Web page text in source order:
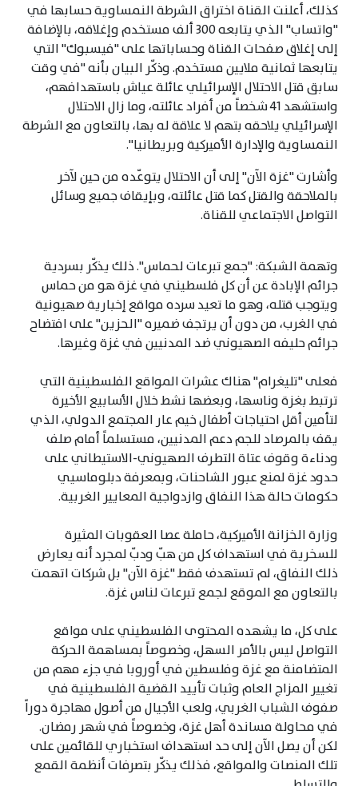
كذلك، أعلنت القناة اختراق الشرطة النمساوية حسابها في
"واتساب" الذي يتابعه 300 ألف مستخدم وإغلاقه، بالإضافة
إلى إغلاق صفحات القناة وحساباتها على "فيسبوك" التي
يتابعها ثمانية ملايين مستخدم. وذكّر البيان بأنه "في وقت
سابق قتل الاحتلال الإسرائيلي عائلة عياش باستهدافهم،
واستشهد 41 شخصاً من أفراد عائلته، وما زال الاحتلال
الإسرائيلي يلاحقه بتهم لا علاقة له بها، بالتعاون مع الشرطة
النمساوية والإدارة الأميركية وبريطانيا".
وأشارت "غزة الآن" إلى أن الاحتلال يتوعّده من حين لآخر
بالملاحقة والقتل كما قتل عائلته، وبإيقاف جميع وسائل
التواصل الاجتماعي للقناة.
وتهمة الشبكة: "جمع تبرعات لحماس". ذلك يذكّر بسردية
جرائم الإبادة عن أن كل فلسطيني في غزة هو من حماس
ويتوجب قتله، وهو ما تعيد سرده مواقع إخبارية صهيونية
في الغرب، من دون أن يرتجف ضميره "الحزين" على افتضاح
جرائم حليفه الصهيوني ضد المدنيين في غزة وغيرها.
فعلى "تليغرام" هناك عشرات المواقع الفلسطينية التي
ترتبط بغزة وناسها، وبعضها نشط خلال الأسابيع الأخيرة
لتأمين أقل احتياجات أطفال خيم عار المجتمع الدولي، الذي
يقف بالمرصاد للجم دعم المدنيين، مستسلماً أمام صلف
ودناءة وقوف عتاة التطرف الصهيوني-الاستيطاني على
حدود غزة لمنع عبور الشاحنات، وبمعرفة دبلوماسيي
حكومات حالة هذا النفاق وازدواجية المعايير الغربية.
وزارة الخزانة الأميركية، حاملة عصا العقوبات المثيرة
للسخرية في استهداف كل من هبّ ودبّ لمجرد أنه يعارض
ذلك النفاق، لم تستهدف فقط "غزة الآن" بل شركات اتهمت
بالتعاون مع الموقع لجمع تبرعات لناس غزة.
على كل، ما يشهده المحتوى الفلسطيني على مواقع
التواصل ليس بالأمر السهل، وخصوصاً بمساهمة الحركة
المتضامنة مع غزة وفلسطين في أوروبا في جزء مهم من
تغيير المزاج العام وثبات تأييد القضية الفلسطينية في
صفوف الشباب الغربي، ولعب الأجيال من أصول مهاجرة دوراً
في محاولة مساندة أهل غزة، وخصوصاً في شهر رمضان.
لكن أن يصل الآن إلى حد استهداف استخباري للقائمين على
تلك المنصات والمواقع، فذلك يذكّر بتصرفات أنظمة القمع